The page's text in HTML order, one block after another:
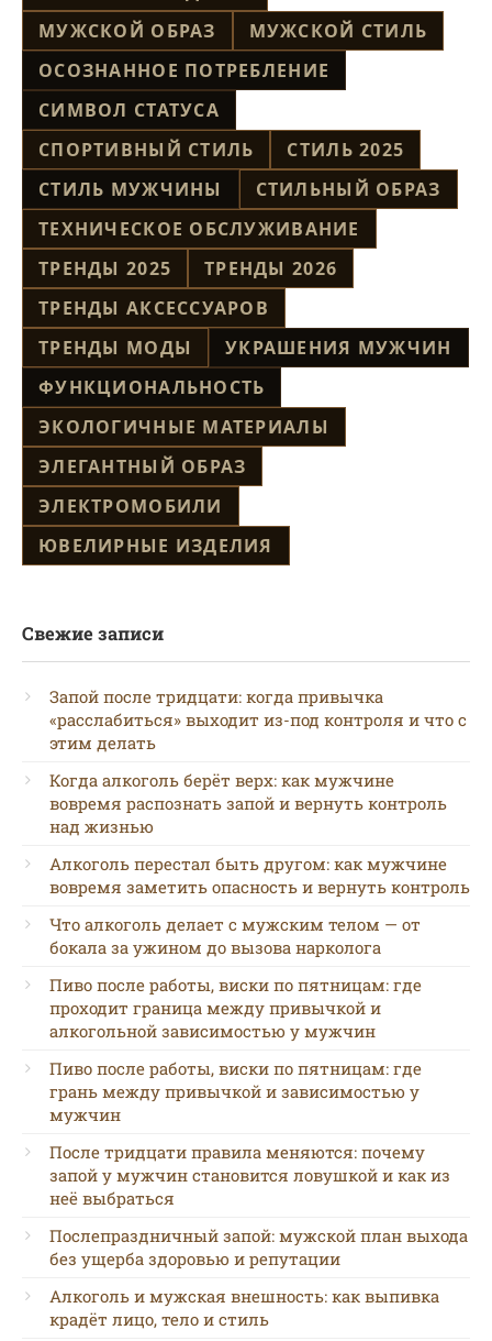
МУЖСКОЙ ОБРАЗ
МУЖСКОЙ СТИЛЬ
ОСОЗНАННОЕ ПОТРЕБЛЕНИЕ
СИМВОЛ СТАТУСА
СПОРТИВНЫЙ СТИЛЬ
СТИЛЬ 2025
СТИЛЬ МУЖЧИНЫ
СТИЛЬНЫЙ ОБРАЗ
ТЕХНИЧЕСКОЕ ОБСЛУЖИВАНИЕ
ТРЕНДЫ 2025
ТРЕНДЫ 2026
ТРЕНДЫ АКСЕССУАРОВ
ТРЕНДЫ МОДЫ
УКРАШЕНИЯ МУЖЧИН
ФУНКЦИОНАЛЬНОСТЬ
ЭКОЛОГИЧНЫЕ МАТЕРИАЛЫ
ЭЛЕГАНТНЫЙ ОБРАЗ
ЭЛЕКТРОМОБИЛИ
ЮВЕЛИРНЫЕ ИЗДЕЛИЯ
Свежие записи
Запой после тридцати: когда привычка
«расслабиться» выходит из-под контроля и что с
этим делать
Когда алкоголь берёт верх: как мужчине
вовремя распознать запой и вернуть контроль
над жизнью
Алкоголь перестал быть другом: как мужчине
вовремя заметить опасность и вернуть контроль
Что алкоголь делает с мужским телом — от
бокала за ужином до вызова нарколога
Пиво после работы, виски по пятницам: где
проходит граница между привычкой и
алкогольной зависимостью у мужчин
Пиво после работы, виски по пятницам: где
грань между привычкой и зависимостью у
мужчин
После тридцати правила меняются: почему
запой у мужчин становится ловушкой и как из
неё выбраться
Послепраздничный запой: мужской план выхода
без ущерба здоровью и репутации
Алкоголь и мужская внешность: как выпивка
крадёт лицо, тело и стиль